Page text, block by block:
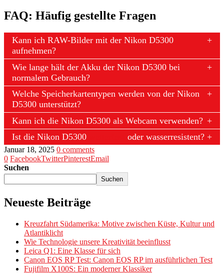
FAQ: Häufig gestellte Fragen
Kann ich RAW-Bilder mit der Nikon D5300
aufnehmen?
Wie lange hält der Akku der Nikon D5300 bei
normalem Gebrauch?
Welche Speicherkartentypen werden von der Nikon
D5300 unterstützt?
Kann ich die Nikon D5300 als Webcam verwenden?
Ist die Nikon D5300
oder wasserresistent?
Januar 18, 2025 0 comments
0 FacebookTwitterPinterestEmail
Suchen
Suchen
Neueste Beiträge
Kreuzfahrt Südamerika: Motive zwischen Küste, Kultur und
Atlantiklicht
Wie Technologie unsere Kreativität beeinflusst
Leica Q1: Eine Klasse für sich
Canon EOS RP Test: Canon EOS RP im ausführlichen Test
Fujifilm X100S: Ein moderner Klassiker